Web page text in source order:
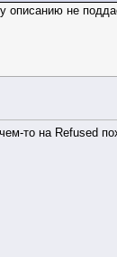
не
то на Refused